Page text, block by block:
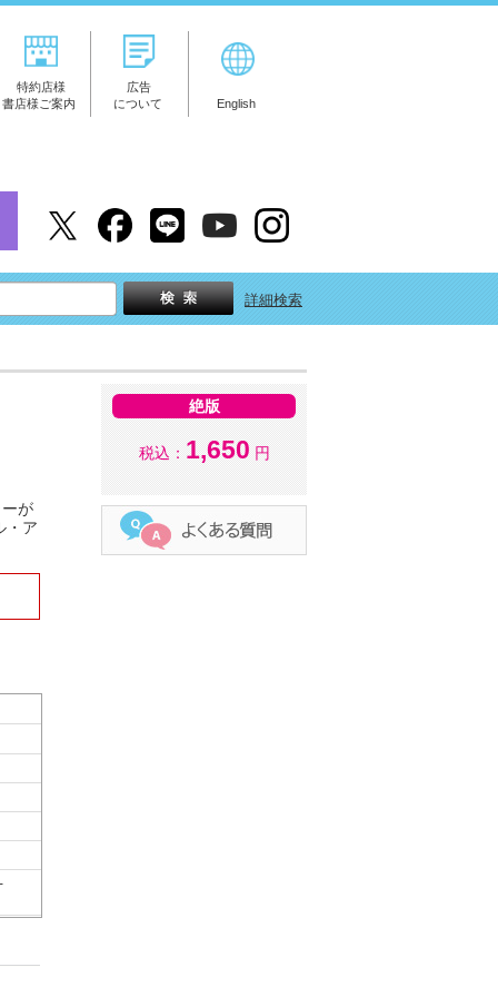
特約店様
書店様ご案内
広告
について
English
詳細検索
が
・ア
絶版
税込： 1,650 円